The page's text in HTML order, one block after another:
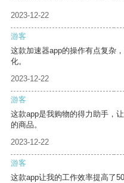
2023-12-22
游客
这款加速器app的操作有点复杂
化。
2023-12-22
游客
这款app是我购物的得力助手，
的商品。
2023-12-22
游客
这款app让我的工作效率提高了